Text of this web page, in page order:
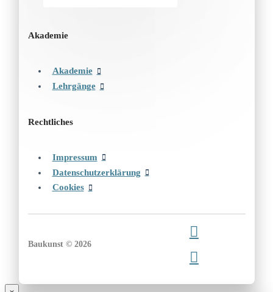
Akademie
Akademie
Lehrgänge
Rechtliches
Impressum
Datenschutzerklärung
Cookies
Baukunst © 2026